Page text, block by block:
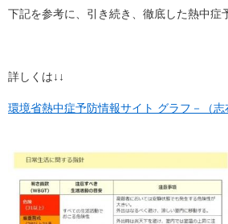
下記を参考に、引き続き、徹底した熱中症
詳しくは↓↓
環境省熱中症予防情報サイト グラフ－（志